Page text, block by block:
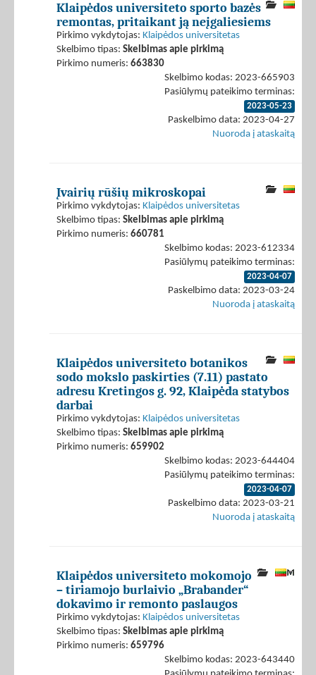
Klaipėdos universiteto sporto bazės
remontas, pritaikant ją neįgaliesiems
Pirkimo vykdytojas: Klaipėdos universitetas
Skelbimo tipas: Skelbimas apie pirkimą
Pirkimo numeris: 663830
Skelbimo kodas: 2023-665903
Pasiūlymų pateikimo terminas:
2023-05-23
Paskelbimo data: 2023-04-27
Nuoroda į ataskaitą
Įvairių rūšių mikroskopai
Pirkimo vykdytojas: Klaipėdos universitetas
Skelbimo tipas: Skelbimas apie pirkimą
Pirkimo numeris: 660781
Skelbimo kodas: 2023-612334
Pasiūlymų pateikimo terminas:
2023-04-07
Paskelbimo data: 2023-03-24
Nuoroda į ataskaitą
Klaipėdos universiteto botanikos
sodo mokslo paskirties (7.11) pastato
adresu Kretingos g. 92, Klaipėda statybos
darbai
Pirkimo vykdytojas: Klaipėdos universitetas
Skelbimo tipas: Skelbimas apie pirkimą
Pirkimo numeris: 659902
Skelbimo kodas: 2023-644404
Pasiūlymų pateikimo terminas:
2023-04-07
Paskelbimo data: 2023-03-21
Nuoroda į ataskaitą
Klaipėdos universiteto mokomojo
– tiriamojo burlaivio „Brabander“
dokavimo ir remonto paslaugos
Pirkimo vykdytojas: Klaipėdos universitetas
Skelbimo tipas: Skelbimas apie pirkimą
Pirkimo numeris: 659796
Skelbimo kodas: 2023-643440